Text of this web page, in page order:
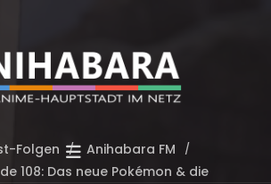
Folgen
Anihabara FM
108: Das neue Pokémon & die